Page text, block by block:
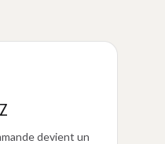
devient un